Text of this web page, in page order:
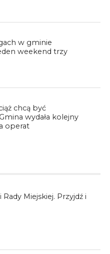
w gminie
weekend trzy
chcą być
wydała kolejny
operat
Miejskiej. Przyjdź i